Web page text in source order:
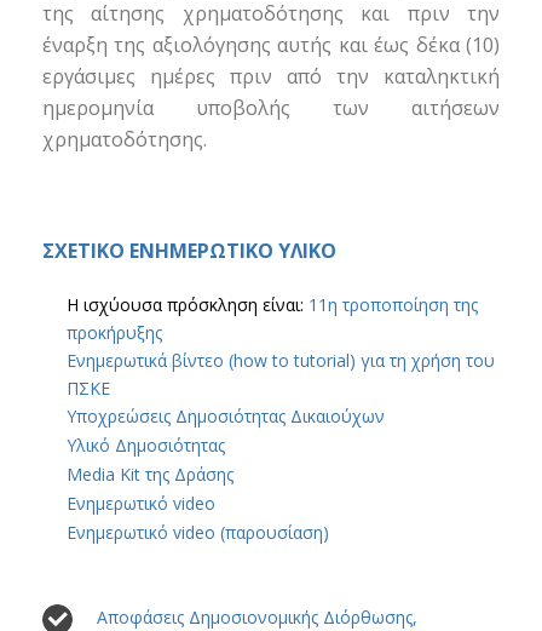
της αίτησης χρηματοδότησης και πριν την
έναρξη της αξιολόγησης αυτής και έως δέκα (10)
εργάσιμες ημέρες πριν από την καταληκτική
ημερομηνία υποβολής των αιτήσεων
χρηματοδότησης.
ΣΧΕΤΙΚΟ ΕΝΗΜΕΡΩΤΙΚΟ ΥΛΙΚΟ
Η ισχύουσα πρόσκληση είναι: 11η τροποποίηση της
προκήρυξης
Ενημερωτικά βίντεο (how to tutorial) για τη χρήση του
ΠΣΚΕ
Υποχρεώσεις Δημοσιότητας Δικαιούχων
Υλικό Δημοσιότητας
Media Kit της Δράσης
Ενημερωτικό video
Ενημερωτικό video (παρουσίαση)
Αποφάσεις Δημοσιονομικής Διόρθωσης,